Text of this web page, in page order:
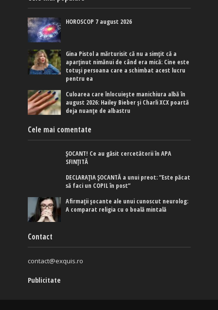
HOROSCOP 7 august 2026
Gina Pistol a mărturisit că nu a simțit că a
aparținut nimănui de când era mică: Cine este
totuși persoana care a schimbat acest lucru
pentru ea
Culoarea care înlocuiește manichiura albă în
august 2026: Hailey Bieber și Charli XCX poartă
deja nuanțe de albastru
Cele mai comentate
ȘOCANT! Ce au găsit cercetătorii în APA
SFINȚITĂ
DECLARAȚIA ȘOCANTĂ a unui preot: ”Este păcat
să faci un COPIL în post”
Afirmaţii şocante ale unui cunoscut neurolog:
A comparat religia cu o boală mintală
Contact
contact@exquis.ro
Publicitate